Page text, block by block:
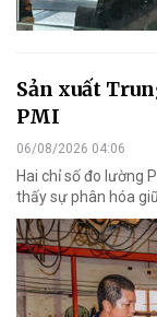
Sản xuất
PMI
06/08/2026 04:06
Hai chỉ số đo lường
thấy sự phân hóa